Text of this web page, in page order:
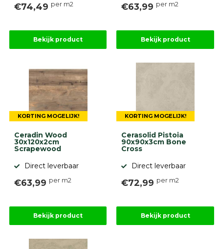
€74,49 per m2
Bekijk product
€63,99 per m2
Bekijk product
KORTING MOGELIJK!
Ceradin Wood
30x120x2cm
Scrapewood
Direct leverbaar
€63,99 per m2
Bekijk product
KORTING MOGELIJK!
Cerasolid Pistoia
90x90x3cm Bone
Cross
Direct leverbaar
€72,99 per m2
Bekijk product